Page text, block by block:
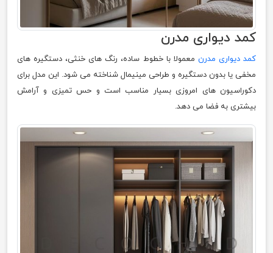
کمد دیواری مدرن
کمد دیواری مدرن معمولا با خطوط ساده، رنگ های خنثی، دستگیره های
مخفی یا بدون دستگیره و طراحی مینیمال شناخته می شود. این مدل برای
دکوراسیون های امروزی بسیار مناسب است و حس تمیزی و آرامش
بیشتری به فضا می دهد.